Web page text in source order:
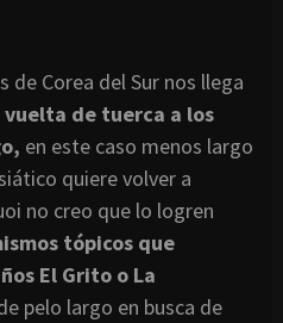
de Corea del Sur nos llega
de tuerca a los
en este caso menos largo
quiere volver a
no creo que lo logren
tópicos que
El Grito o La
pelo largo en busca de